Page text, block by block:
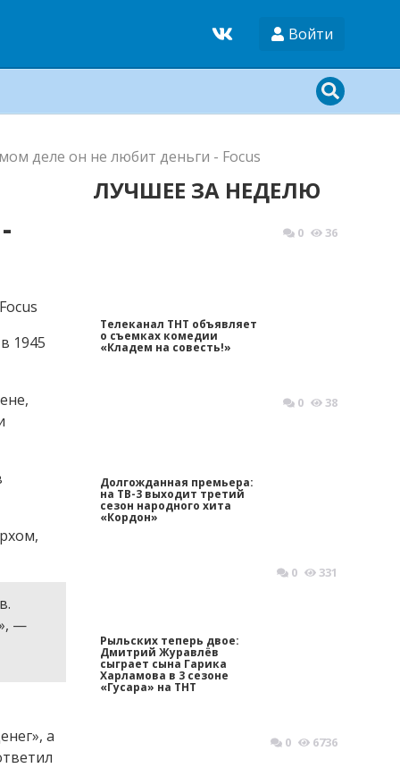
Войти
деле он не любит деньги - Focus
1945
—
а
ЛУЧШЕЕ ЗА НЕДЕЛЮ
Телеканал ТНТ объявляет
о съемках комедии
«Кладем на совесть!»
0 36
Долгожданная премьера:
на ТВ-3 выходит третий
сезон народного хита
«Кордон»
0 38
Рыльских теперь двое:
Дмитрий Журавлёв
сыграет сына Гарика
Харламова в 3 сезоне
«Гусара» на ТНТ
0 331
0 6736